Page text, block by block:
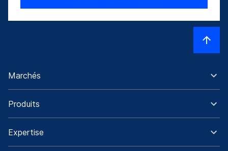
Marchés
Produits
Expertise